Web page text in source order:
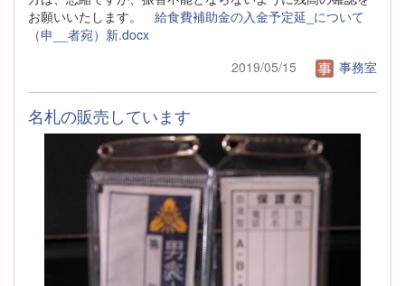
お願いいたします。 給食費補助金の入金予定延_について
（申__者宛）新.docx
2019/05/15
事務室
名札の販売しています